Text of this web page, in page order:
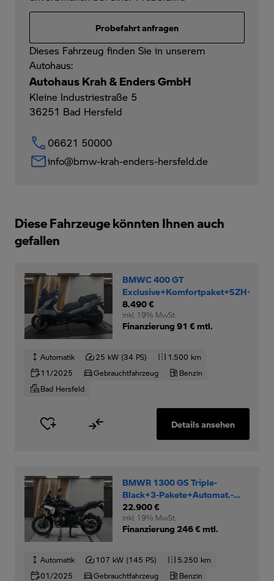
Probefahrt anfragen
Dieses Fahrzeug finden Sie in unserem
Autohaus:
Autohaus Krah & Enders GmbH
Kleine Industriestraße 5
36251 Bad Hersfeld
06621 50000
info@bmw-krah-enders-hersfeld.de
Diese Fahrzeuge könnten Ihnen auch
gefallen
BMWC 400 GT
8.490 €
inkl. 19% MwSt.
Finanzierung 91 € mtl.
Automatik 25 kW (34 PS)
1.500 km
11/2025
Gebrauchtfahrzeug
Benzin
Bad Hersfeld
Details ansehen
BMWR 1300 GS Triple-
Black+3-Pakete+Automat.-
Schalt
22.900 €
inkl. 19% MwSt.
Finanzierung 246 € mtl.
Automatik 107 kW (145 PS)
5.250 km
01/2025
Gebrauchtfahrzeug
Benzin